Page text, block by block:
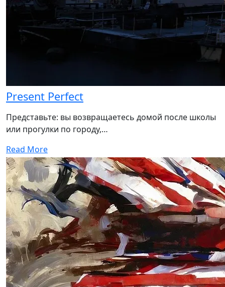
Present Perfect
Представьте: вы возвращаетесь домой после школы
или прогулки по городу,…
Read More